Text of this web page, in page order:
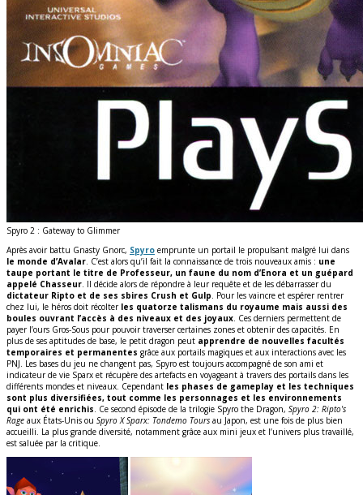
Spyro 2 : Gateway to Glimmer
Après avoir battu Gnasty Gnorc, Spyro emprunte un portail le propulsant malgré lui dans
le monde d’Avalar . C’est alors qu’il fait la connaissance de trois nouveaux amis : une
taupe portant le titre de Professeur, un faune du nom d’Enora et un guépard
appelé Chasseur . Il décide alors de répondre à leur requête et de les débarrasser du
dictateur Ripto et de ses sbires Crush et Gulp . Pour les vaincre et espérer rentrer
chez lui, le héros doit récolter les quatorze talismans du royaume mais aussi des
boules ouvrant l’accès à des niveaux et des joyaux . Ces derniers permettent de
payer l’ours Gros-Sous pour pouvoir traverser certaines zones et obtenir des capacités. En
plus de ses aptitudes de base, le petit dragon peut apprendre de nouvelles facultés
temporaires et permanentes grâce aux portails magiques et aux interactions avec les
PNJ. Les bases du jeu ne changent pas, Spyro est toujours accompagné de son ami et
indicateur de vie Sparx et récupère des artefacts en voyageant à travers des portails dans les
différents mondes et niveaux. Cependant les phases de gameplay et les techniques
sont plus diversifiées, tout comme les personnages et les environnements
qui ont été enrichis . Ce second épisode de la trilogie Spyro the Dragon, Spyro 2: Ripto's
Rage aux États-Unis ou Spyro X Sparx: Tondemo Tours au Japon, est une fois de plus bien
accueilli. La plus grande diversité, notamment grâce aux mini jeux et l’univers plus travaillé,
est saluée par la critique.